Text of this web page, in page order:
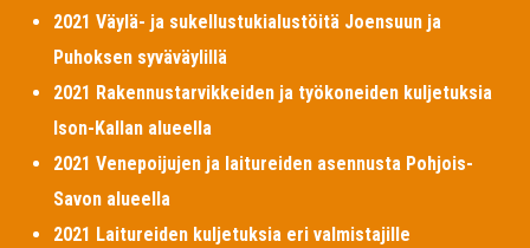
2021 Väylä- ja sukellustukialustöitä Joensuun ja
Puhoksen syväväylillä
2021 Rakennustarvikkeiden ja työkoneiden kuljetuksia
Ison-Kallan alueella
2021 Venepoijujen ja laitureiden asennusta Pohjois-
Savon alueella
2021 Laitureiden kuljetuksia eri valmistajille